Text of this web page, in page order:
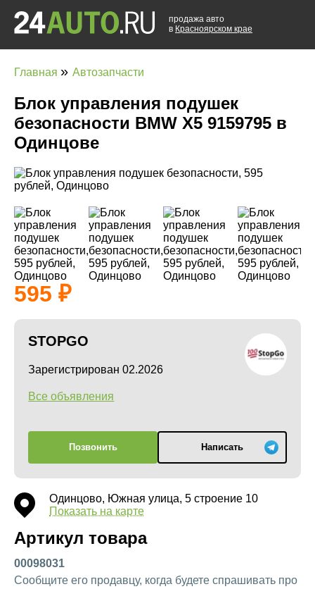
продажа авто
в Красноярском крае
Главная » Автозапчасти
Блок управления подушек
безопасности BMW X5 9159795 в
Одинцове
595
STOPGO
Зарегистрирован 02.2026
Все объявления
Позвонить Написать
Одинцово, Южная улица, 5 строение 10
Показать на карте
Артикул товара
00098031
Сообщите его продавцу, когда будете спрашивать про